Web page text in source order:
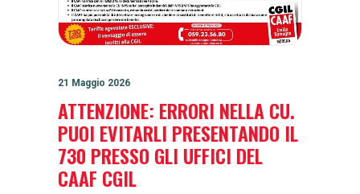
21 Maggio 2026
ATTENZIONE: ERRORI NELLA CU.
PUOI EVITARLI PRESENTANDO IL
730 PRESSO GLI UFFICI DEL
CAAF CGIL